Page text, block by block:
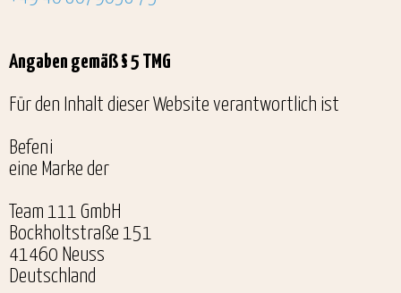
Angaben gemäß § 5 TMG
Für den Inhalt dieser Website verantwortlich ist
Befeni
eine Marke der
Team 111 GmbH
Bockholtstraße 151
41460 Neuss
Deutschland